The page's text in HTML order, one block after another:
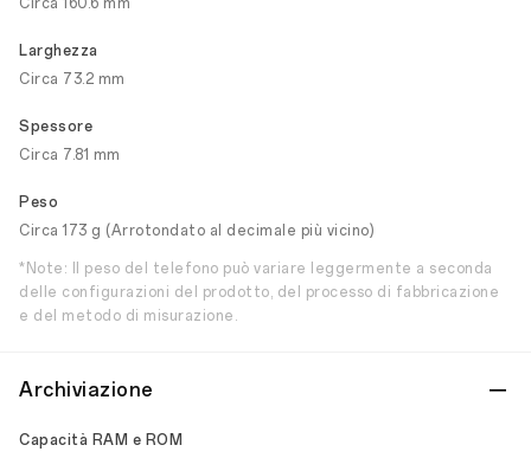
Circa 160.6 mm
Larghezza
Circa 73.2 mm
Spessore
Circa 7.81 mm
Peso
Circa 173 g (Arrotondato al decimale più vicino)
*Note: Il peso del telefono può variare leggermente a seconda
delle configurazioni del prodotto, del processo di fabbricazione
e del metodo di misurazione.
Archiviazione
Capacità RAM e ROM